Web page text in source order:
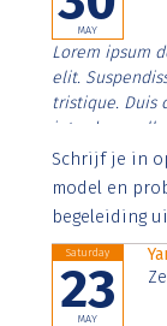
MAY
Lorem ipsum
elit.
tristique. Duis
interdum
Aenean
imperdiet.
Schrijf je in
model en
begeleiding
Saturday
23
MAY